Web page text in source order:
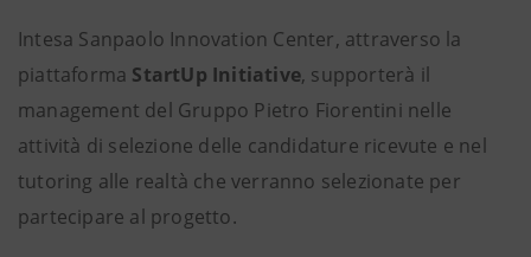
Intesa Sanpaolo Innovation Center, attraverso la
piattaforma StartUp Initiative, supporterà il
management del Gruppo Pietro Fiorentini nelle
attività di selezione delle candidature ricevute e nel
tutoring alle realtà che verranno selezionate per
partecipare al progetto.